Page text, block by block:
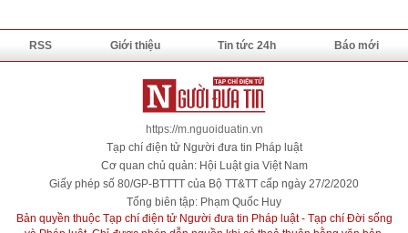
RSS Giới thiệu Tin tức 24h Báo mới
https://m.nguoiduatin.vn
Tạp chí điện tử Người đưa tin Pháp luật
Cơ quan chủ quản: Hội Luật gia Việt Nam
Giấy phép số 80/GP-BTTTT của Bộ TT&TT cấp ngày 27/2/2020
Tổng biên tập: Phạm Quốc Huy
Bản quyền thuộc Tạp chí điện tử Người đưa tin Pháp luật - Tạp chí Đời sống